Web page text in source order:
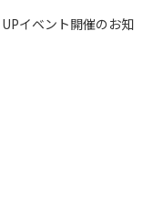
イベント開催のお知